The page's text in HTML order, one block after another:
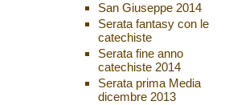
San Giuseppe 2014
Serata fantasy con le
catechiste
Serata fine anno
catechiste 2014
Serata prima Media
dicembre 2013